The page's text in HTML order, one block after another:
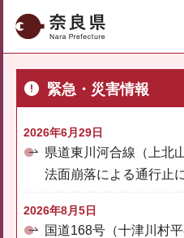
奈良県
緊急・災害情報
2026年6月29日
県道東川河合線（上北
法面崩落による通行止
2026年8月5日
国道168号（十津川村